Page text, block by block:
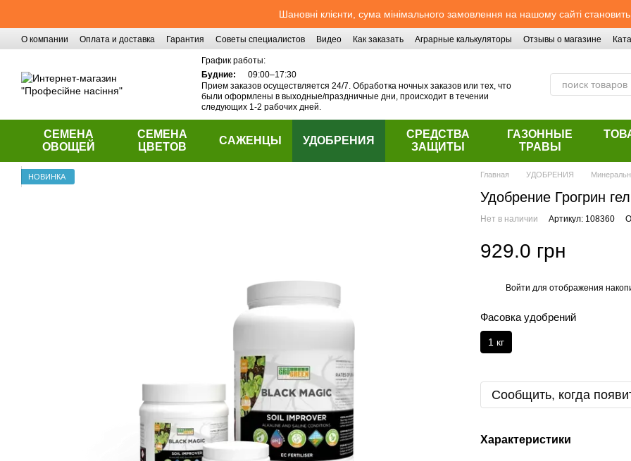
Шановні клієнти, сума мінімального замовлення на нашому сайті
О компании Оплата и доставка Гарантия Советы специалистов Видео Как заказать Аграрные калькуляторы Отзывы о магазине
График работы:
Будние:
09:00–17:30
Прием заказов осуществляется 24/7. Обработка ночных заказов или тех, что
были оформлены в выходные/праздничные дни, происходит в течении
следующих 1-2 рабочих дней.
СЕМЕНА
ОВОЩЕЙ
СЕМЕНА
ЦВЕТОВ
САЖЕНЦЫ УДОБРЕНИЯ
СРЕДСТВА
ЗАЩИТЫ
ГАЗОННЫЕ
ТРАВЫ
НОВИНКА Главная УДОБРЕНИЯ
Удобрение Грогрин
Нет в наличии Артикул: 108360
929.0 грн
Войти для отображения
Фасовка удобрений
1 кг
Сообщить, когда
Характеристики